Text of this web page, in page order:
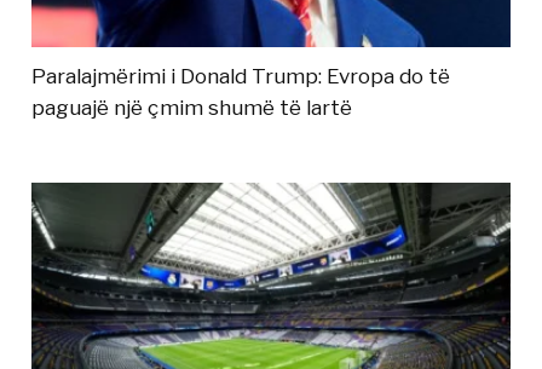
Paralajmërimi i Donald Trump: Evropa do të
paguajë një çmim shumë të lartë